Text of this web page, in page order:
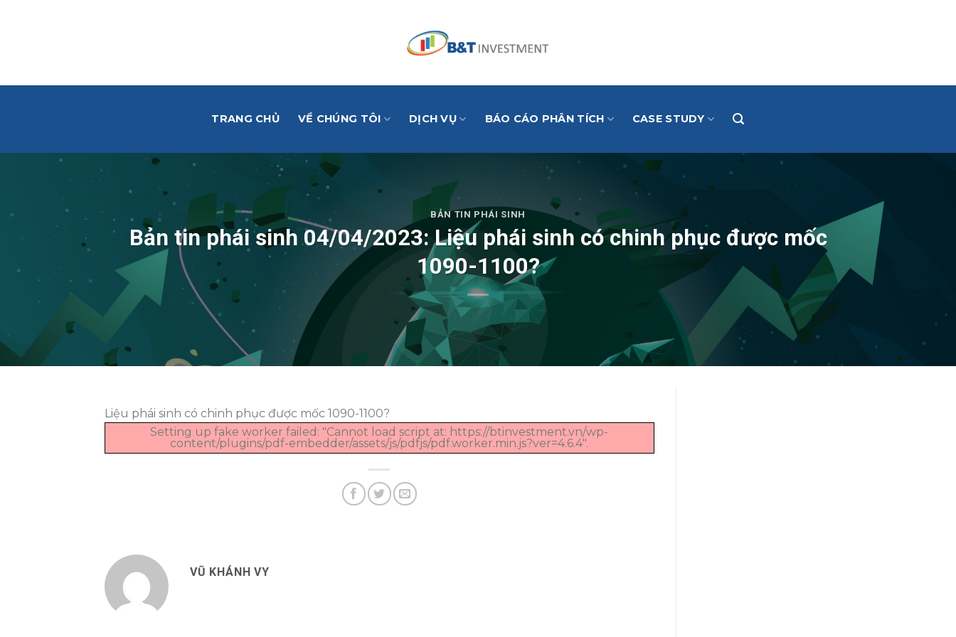
TRANG CHỦ VỀ CHÚNG TÔI DỊCH VỤ BÁO CÁO PHÂN TÍCH CASE STUDY
BẢN TIN PHÁI SINH
Bản tin phái sinh 04/04/2023: Liệu phái sinh có chinh phục được mốc
1090-1100?
Liệu phái sinh có chinh phục được mốc 1090-1100?
Setting up fake worker failed: "Cannot load script at: https://btinvestment.vn/wp-
content/plugins/pdf-embedder/assets/js/pdfjs/pdf.worker.min.js?ver=4.6.4".
VŨ KHÁNH VY